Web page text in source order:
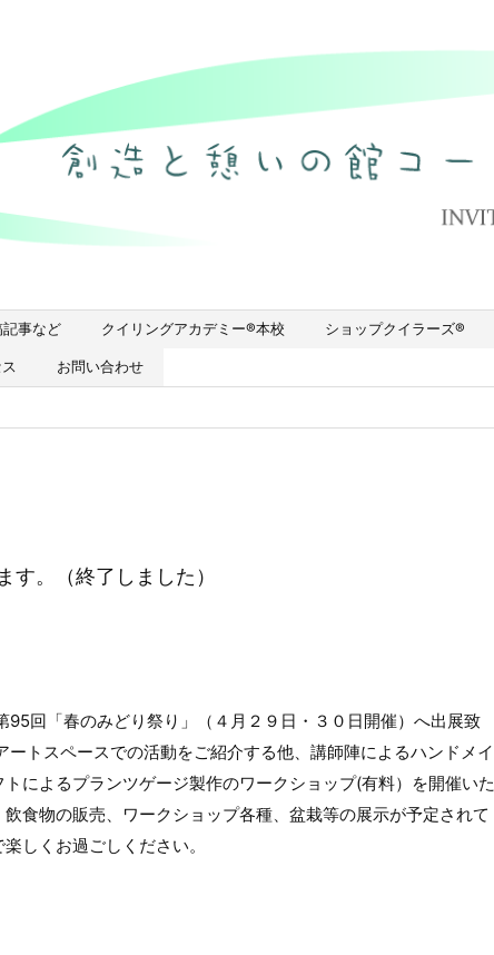
事など クイリングアカデミー®︎本校 ショップクイラーズ®︎
お問い合わせ
。（終了しました）
回「春のみどり祭り」（４月２９日・３０日開催）へ出展致
ートスペースでの活動をご紹介する他、講師陣によるハンドメイ
によるプランツゲージ製作のワークショップ(有料）を開催いた
食物の販売、ワークショップ各種、盆栽等の展示が予定されて
しくお過ごしください。